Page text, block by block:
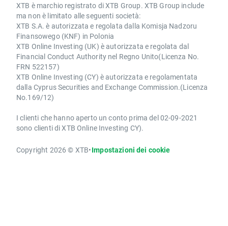
XTB è marchio registrato di XTB Group. XTB Group include
ma non è limitato alle seguenti società:
XTB S.A. è autorizzata e regolata dalla Komisja Nadzoru
Finansowego (KNF) in Polonia
XTB Online Investing (UK) è autorizzata e regolata dal
Financial Conduct Authority nel Regno Unito(Licenza No.
FRN 522157)
XTB Online Investing (CY) è autorizzata e regolamentata
dalla Cyprus Securities and Exchange Commission.(Licenza
No.169/12)
I clienti che hanno aperto un conto prima del 02-09-2021
sono clienti di XTB Online Investing CY).
Copyright 2026 © XTB•Impostazioni dei cookie